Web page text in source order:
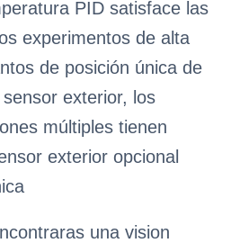
PID satisface las
experimentos de alta
de posición única de
exterior, los
múltiples tienen
exterior opcional
una vision